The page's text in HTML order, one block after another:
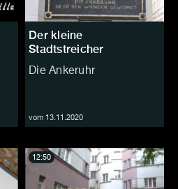
Der kleine
Stadtstreicher
Die Ankeruhr
vom 13.11.2020
12:50